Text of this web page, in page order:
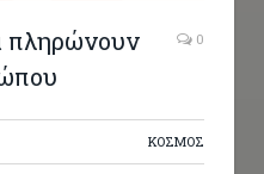
πληρώνουν
0
ΚΟΣΜΟΣ